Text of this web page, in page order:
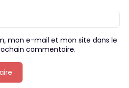
mon e-mail et mon site dans le
commentaire.